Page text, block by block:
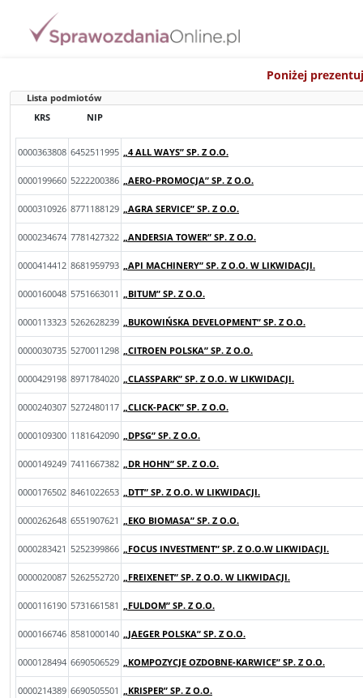
Poniżej
Lista podmiotów
KRS
NIP
0000363808 6452511995 „4 ALL WAYS” SP. Z O.O.
0000199660 5222200386 „AERO-PROMOCJA” SP. Z O.O.
0000310926 8771188129 „AGRA SERVICE” SP. Z O.O.
0000234674 7781427322 „ANDERSIA TOWER” SP. Z O.O.
0000414412 8681959793 „API MACHINERY” SP. Z O.O. W LIKWIDACJI.
0000160048 5751663011 „BITUM” SP. Z O.O.
0000113323 5262628239 „BUKOWIŃSKA DEVELOPMENT” SP. Z O.O.
0000030735 5270011298 „CITROEN POLSKA” SP. Z O.O.
0000429198 8971784020 „CLASSPARK” SP. Z O.O. W LIKWIDACJI.
0000240307 5272480117 „CLICK-PACK” SP. Z O.O.
0000109300 1181642090 „DPSG” SP. Z O.O.
0000149249 7411667382 „DR HOHN” SP. Z O.O.
0000176502 8461022653 „DTT” SP. Z O.O. W LIKWIDACJI.
0000262648 6551907621 „EKO BIOMASA” SP. Z O.O.
0000283421 5252399866 „FOCUS INVESTMENT” SP. Z O.O.W LIKWIDACJI.
0000020087 5262552720 „FREIXENET” SP. Z O.O. W LIKWIDACJI.
0000116190 5731661581 „FULDOM” SP. Z O.O.
0000166746 8581000140 „JAEGER POLSKA” SP. Z O.O.
0000128494 6690506529 „KOMPOZYCJE OZDOBNE-KARWICE” SP. Z O.O.
0000214389 6690505501 „KRISPER” SP. Z O.O.